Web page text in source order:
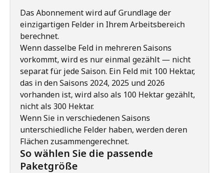
Das Abonnement wird auf Grundlage der
einzigartigen Felder in Ihrem Arbeitsbereich
berechnet.
Wenn dasselbe Feld in mehreren Saisons
vorkommt, wird es nur einmal gezählt — nicht
separat für jede Saison. Ein Feld mit 100 Hektar,
das in den Saisons 2024, 2025 und 2026
vorhanden ist, wird also als 100 Hektar gezählt,
nicht als 300 Hektar.
Wenn Sie in verschiedenen Saisons
unterschiedliche Felder haben, werden deren
Flächen zusammengerechnet.
So wählen Sie die passende
Paketgröße